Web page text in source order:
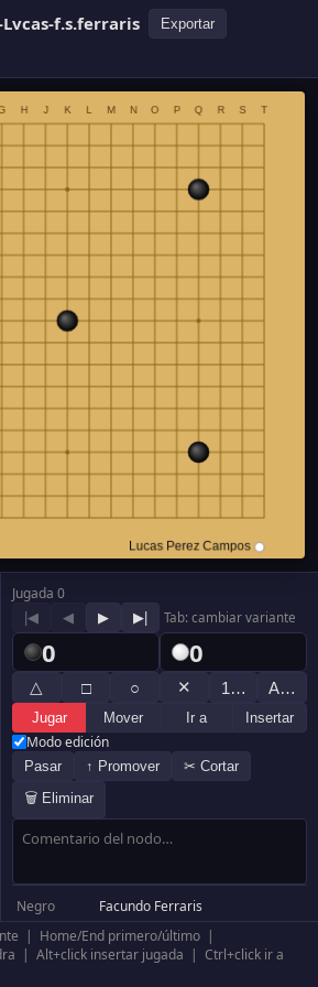
f.s.ferraris
Exportar
Jugada 0
|◀ ◀ ▶ ▶| Tab: cambiar variante
0 0
△ □ ○ ✕ 1… A…
Jugar Mover Ir a Insertar
Modo edición
Pasar ↑ Promover
✂ Cortar
🗑 Eliminar
Negro
Facundo Ferraris
Blanco
Lucas Perez Campos
Resultado
Blanco +36.5
| Home/End primero/último |
| Alt+click insertar jugada | Ctrl+click ir a